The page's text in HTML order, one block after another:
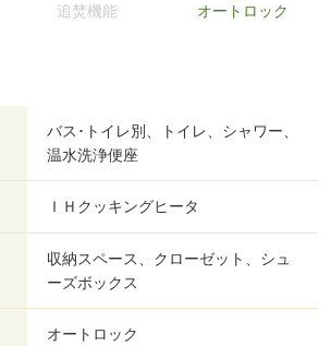
追焚機能 オートロック
バス･トイレ別、トイレ、シャワー、
温水洗浄便座
ＩＨクッキングヒータ
収納スペース、クローゼット、シュ
ーズボックス
オートロック